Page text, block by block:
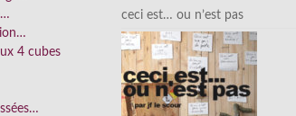
4 cubes
ceci est… ou n’est pas